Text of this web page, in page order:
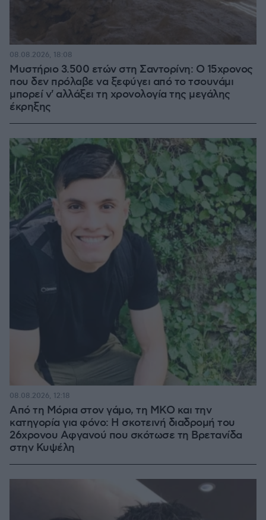
Μυστήριο 3.500 ετών στη Σαντορίνη: Ο 15χρονος
που δεν πρόλαβε να ξεφύγει από το τσουνάμι
μπορεί ν' αλλάξει τη χρονολογία της μεγάλης
έκρηξης
08.08.2026, 18:08
Από τη Μόρια στον γάμο, τη ΜΚΟ και την
κατηγορία για φόνο: Η σκοτεινή διαδρομή του
26χρονου Αφγανού που σκότωσε τη Βρετανίδα
στην Κυψέλη
08.08.2026, 12:18